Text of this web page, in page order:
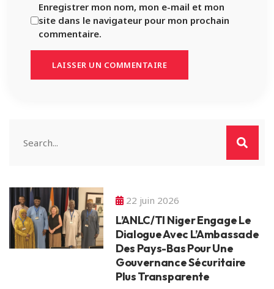
Enregistrer mon nom, mon e-mail et mon
site dans le navigateur pour mon prochain
commentaire.
22 juin 2026
L’ANLC/TI Niger Engage Le
Dialogue Avec L’Ambassade
Des Pays-Bas Pour Une
Gouvernance Sécuritaire
Plus Transparente